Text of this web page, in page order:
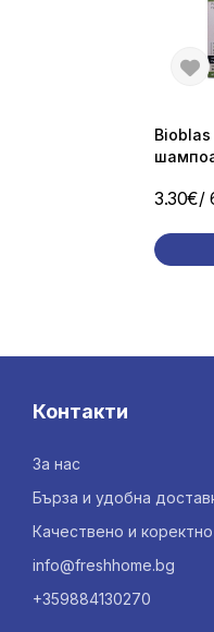
3.30€/
мл
Контакти
За нас
Бърза и удобна
Качествено и
info@freshhome.bg
+359884130270